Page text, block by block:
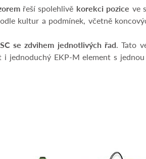
řeší spolehlivě korekci pozice ve
kultur a podmínek, včetně
se zdvihem jednotlivých řad. Tato
jednoduchý EKP-M element s